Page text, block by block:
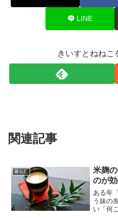
LINE
きいすとねねこ
関連記事
暮らし
米麹
のが
ある年
う妹の
い「何